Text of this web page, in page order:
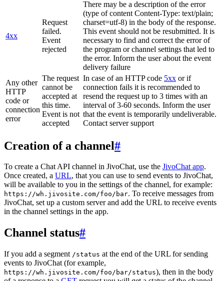
4xx
Request
failed.
Event
rejected
There may be a description of the error
(type of content Content-Type: text/plain;
charset=utf-8) in the body of the response.
This event should not be resubmitted. It is
necessary to find and correct the error of
the program or channel settings that led to
the error. Inform the user about the event
delivery failure
Any other
HTTP
code or
connection
error
The request
cannot be
accepted at
this time.
Event is not
accepted
In case of an HTTP code 5xx or if
connection fails it is recommended to
resend the request up to 3 times with an
interval of 3-60 seconds. Inform the user
that the event is temporarily undeliverable.
Contact server support
Creation of a channel#
To create a Chat API channel in JivoChat, use the JivoChat app.
Once created, a URL, that you can use to send events to JivoChat,
will be available to you in the settings of the channel, for example:
https://wh.jivosite.com/foo/bar. To receive messages from
JivoChat, set up a custom server and add the URL to receive events
in the channel settings in the app.
Channel status#
If you add a segment /status at the end of the URL for sending
events to JivoChat (for example,
https://wh.jivosite.com/foo/bar/status), then in the body